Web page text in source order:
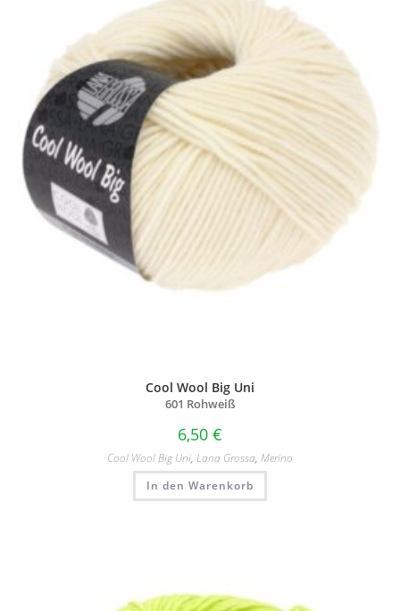
Cool Wool Big Uni
601 Rohweiß
6,50 €
Cool Wool Big Uni, Lana Grossa, Merino
In den Warenkorb